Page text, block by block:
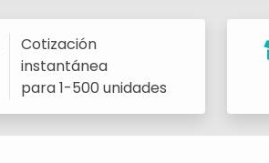
Cotización
instantánea
para 1-500 unidades